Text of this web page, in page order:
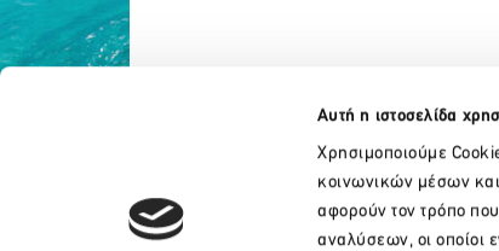
Αυτή η ιστοσελίδα
Χρησιμοποιούμε
κοινωνικών μέσων
αφορούν τον τρόπο
αναλύσεων, οι οποίοι